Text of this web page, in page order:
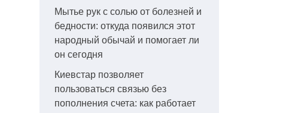
Мытье рук с солью от болезней и
бедности: откуда появился этот
народный обычай и помогает ли
он сегодня
Киевстар позволяет
пользоваться связью без
пополнения счета: как работает